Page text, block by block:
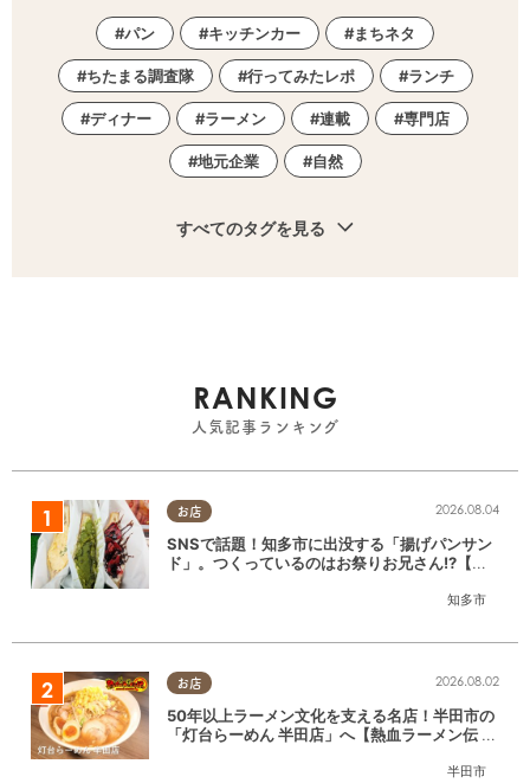
パン キッチンカー まちネタ
ちたまる調査隊 行ってみたレポ ランチ
ディナー ラーメン 連載 専門店
地元企業 自然
すべてのタグを見る
RANKING
人気記事ランキング
お店
知多市
2026.08.04
SNSで話題！知多市に出没する「揚げパンサン
ド」。つくっているのはお祭りお兄さん!?【ち
お店
半田市
2026.08.02
50年以上ラーメン文化を支える名店！半田市の
「灯台らーめん 半田店」へ【熱血ラーメン伝 8